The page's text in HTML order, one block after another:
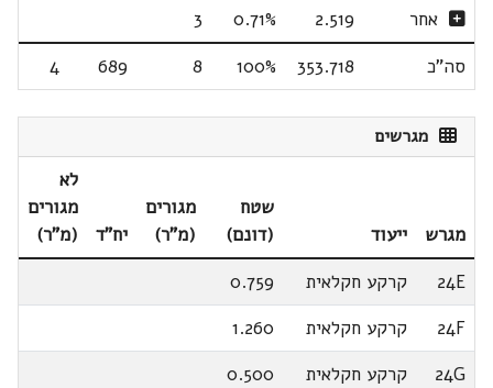
אחר 2.519
0.71%
3
סה"כ
353.718
100%
8
689
4
מגרשים
מגרש ייעוד
שטח
(דונם)
מגורים
(מ"ר)
יח"ד
לא
מגורים
(מ"ר)
24E
קרקע חקלאית
0.759
24F
קרקע חקלאית
1.260
24G
קרקע חקלאית
0.500